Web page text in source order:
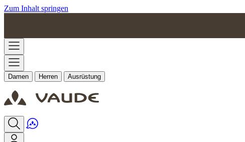
Zum Inhalt springen
Damen Herren Ausrüstung